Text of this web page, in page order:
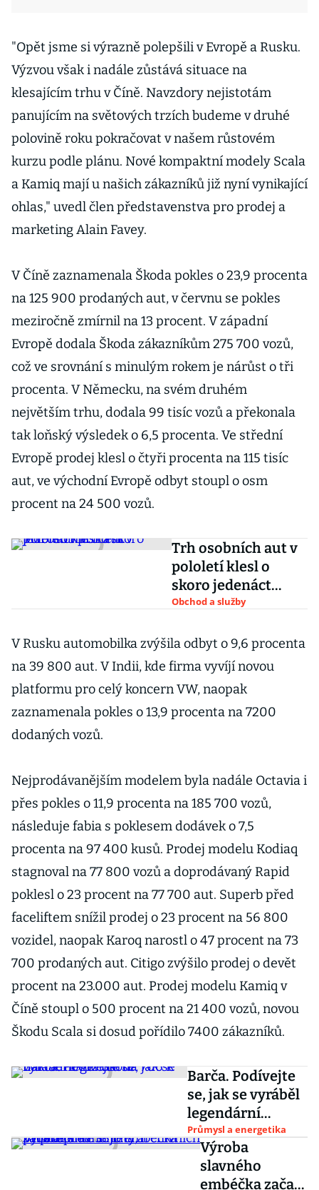
"Opět jsme si výrazně polepšili v Evropě a Rusku.
Výzvou však i nadále zůstává situace na
klesajícím trhu v Číně. Navzdory nejistotám
panujícím na světových trzích budeme v druhé
polovině roku pokračovat v našem růstovém
kurzu podle plánu. Nové kompaktní modely Scala
a Kamiq mají u našich zákazníků již nyní vynikající
ohlas," uvedl člen představenstva pro prodej a
marketing Alain Favey.
V Číně zaznamenala Škoda pokles o 23,9 procenta
na 125 900 prodaných aut, v červnu se pokles
meziročně zmírnil na 13 procent. V západní
Evropě dodala Škoda zákazníkům 275 700 vozů,
což ve srovnání s minulým rokem je nárůst o tři
procenta. V Německu, na svém druhém
největším trhu, dodala 99 tisíc vozů a překonala
tak loňský výsledek o 6,5 procenta. Ve střední
Evropě prodej klesl o čtyři procenta na 115 tisíc
aut, ve východní Evropě odbyt stoupl o osm
procent na 24 500 vozů.
Trh osobních aut v
pololetí klesl o
skoro jedenáct
procent
Obchod a služby
V Rusku automobilka zvýšila odbyt o 9,6 procenta
na 39 800 aut. V Indii, kde firma vyvíjí novou
platformu pro celý koncern VW, naopak
zaznamenala pokles o 13,9 procenta na 7200
dodaných vozů.
Nejprodávanějším modelem byla nadále Octavia i
přes pokles o 11,9 procenta na 185 700 vozů,
následuje fabia s poklesem dodávek o 7,5
procenta na 97 400 kusů. Prodej modelu Kodiaq
stagnoval na 77 800 vozů a doprodávaný Rapid
poklesl o 23 procent na 77 700 aut. Superb před
faceliftem snížil prodej o 23 procent na 56 800
vozidel, naopak Karoq narostl o 47 procent na 73
700 prodaných aut. Citigo zvýšilo prodej o devět
procent na 23.000 aut. Prodej modelu Kamiq v
Číně stoupl o 500 procent na 21 400 vozů, novou
Škodu Scala si dosud pořídilo 7400 zákazníků.
Barča. Podívejte
se, jak se vyráběl
legendární
nákladní vůz
Škoda 706 R
Průmysl a energetika
Výroba
slavného
embéčka začala